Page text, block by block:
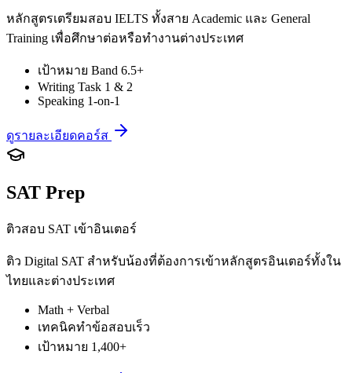
หลักสูตรเตรียมสอบ IELTS ทั้งสาย Academic และ General
Training เพื่อศึกษาต่อหรือทำงานต่างประเทศ
เป้าหมาย Band 6.5+
Writing Task 1 & 2
Speaking 1-on-1
ดูรายละเอียดคอร์ส
SAT Prep
ติวสอบ SAT เข้าอินเตอร์
ติว Digital SAT สำหรับน้องที่ต้องการเข้าหลักสูตรอินเตอร์ทั้งใน
ไทยและต่างประเทศ
Math + Verbal
เทคนิคทำข้อสอบเร็ว
เป้าหมาย 1,400+